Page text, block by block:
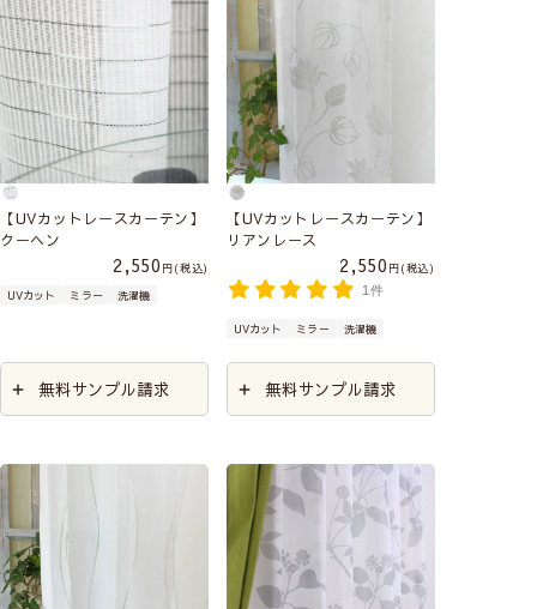
【UVカットレースカーテン】
クーヘン
2,550
税込
UVカット
ミラー 洗濯機
無料サンプル請求
【UVカットレースカーテン】
リアンレース
2,550
税込
1件
UVカット ミラー 洗濯機
無料サンプル請求